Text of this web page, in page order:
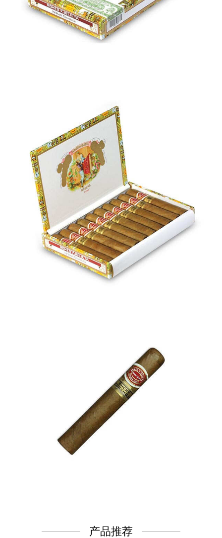
产品推荐